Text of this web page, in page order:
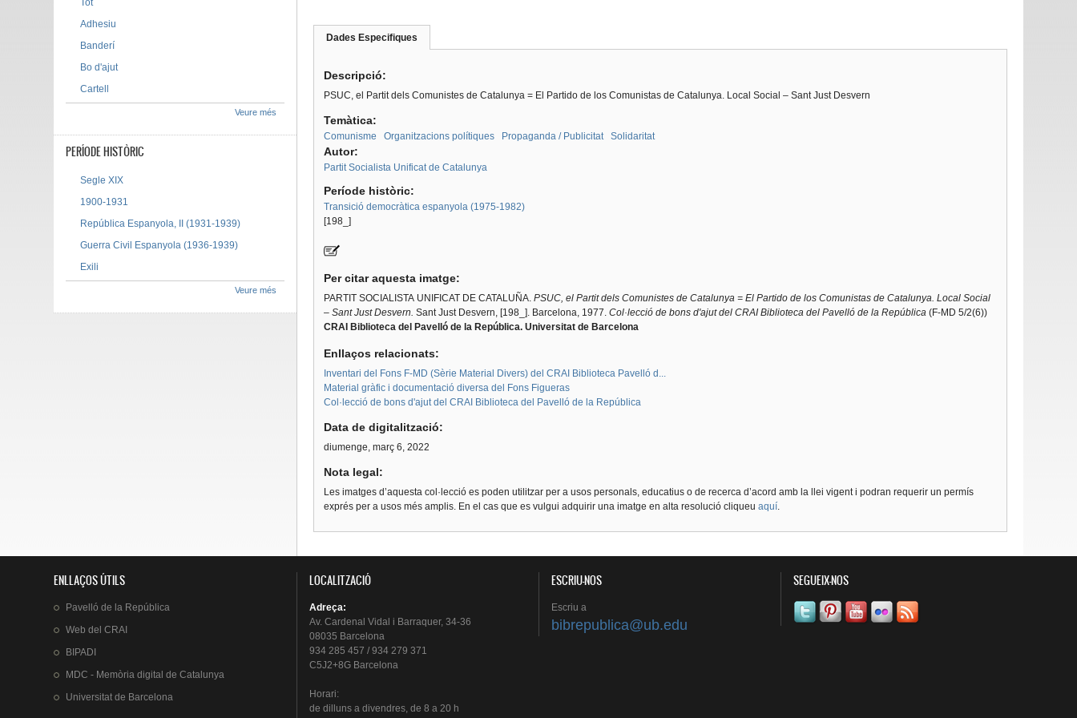
Dades Especifiques
activa)
Descripció:
PSUC, el Partit dels Comunistes de Catalunya = El Partido de los Comunistas de Catalunya. Local Social – Sant Just Desvern
Temàtica:
Comunisme Organitzacions polítiques Propaganda / Publicitat Solidaritat
Autor:
Partit Socialista Unificat de Catalunya
Període històric:
Transició democràtica espanyola (1975-1982)
[198_]
Per citar aquesta imatge:
PARTIT SOCIALISTA UNIFICAT DE CATALUÑA.PSUC, el Partit dels Comunistes de Catalunya = El Partido de los Comunistas de Catalunya. Local Social
– Sant Just Desvern. Sant Just Desvern, [198_]. Barcelona, 1977. Col·lecció de bons d'ajut del CRAI Biblioteca del Pavelló de la República(F-MD 5/2(6))
CRAI Biblioteca del Pavelló de la República. Universitat de Barcelona
Enllaços relacionats:
Inventari del Fons F-MD (Sèrie Material Divers) del CRAI Biblioteca Pavelló d...
Material gràfic i documentació diversa del Fons Figueras
Col·lecció de bons d'ajut del CRAI Biblioteca del Pavelló de la República
Data de digitalització:
diumenge, març 6, 2022
Nota legal:
Les imatges d’aquesta col·lecció es poden utilitzar per a usos personals, educatius o de recerca d’acord amb la llei vigent i podran requerir un permís
exprés per a usos més amplis. En el cas que es vulgui adquirir una imatge en alta resolució cliqueu aquí.
Tot
Adhesiu
Banderí
Bo d'ajut
Cartell
Veure més
PERÍODE HISTÒRIC
Segle XIX
1900-1931
República Espanyola, II (1931-1939)
Guerra Civil Espanyola (1936-1939)
Exili
Veure més
ENLLAÇOS ÚTILS
Pavelló de la República
Web delCRAI
BIPADI
MDC - Memòria digital de Catalunya
Universitat de Barcelona
LOCALITZACIÓ
Adreça:
Av. Cardenal Vidal i Barraquer, 34-36
08035 Barcelona
934 285 457 / 934 279 371
C5J2+8G Barcelona
Horari:
de dillunsa divendres, de 8 a 20 h
ESCRIU-NOS
Escriu a
bibrepublica@ub.edu
SEGUEIX-NOS